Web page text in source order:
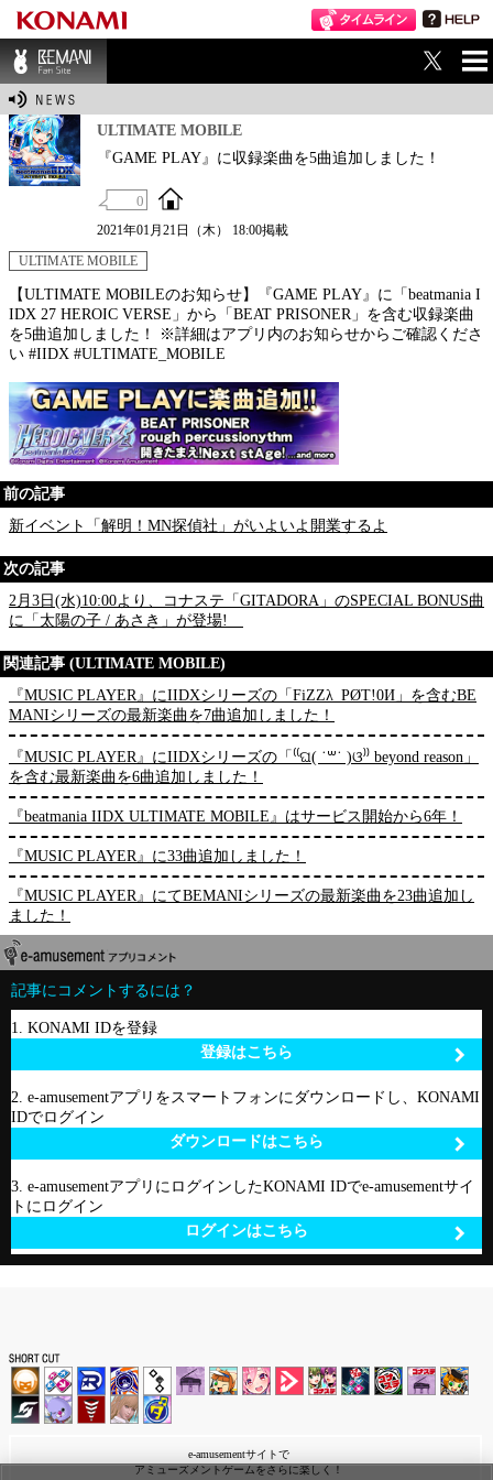
BEMANI Fan Sit
ULTIMATE MOBILE
『GAME PLAY』に収録楽曲を5曲追加しました！
0
2021年01月21日（木） 18:00掲載
ULTIMATE MOBILE
【ULTIMATE MOBILEのお知らせ】『GAME PLAY』に「beatmania I
IDX 27 HEROIC VERSE」から「BEAT PRISONER」を含む収録楽曲
を5曲追加しました！ ※詳細はアプリ内のお知らせからご確認くださ
い #IIDX #ULTIMATE_MOBILE
前の記事
新イベント「解明！MN探偵社」がいよいよ開業するよ
次の記事
2月3日(水)10:00より、コナステ「GITADORA」のSPECIAL BONUS曲
に「太陽の子 / あさき」が登場!
関連記事 (ULTIMATE MOBILE)
『MUSIC PLAYER』にIIDXシリーズの「FiZZλ_PØT!0И」を含むBE
MANIシリーズの最新楽曲を7曲追加しました！
『MUSIC PLAYER』にIIDXシリーズの「⁽⁽ଘ( ˙꒳˙ )ଓ⁾⁾ beyond reason」
を含む最新楽曲を6曲追加しました！
『beatmania IIDX ULTIMATE MOBILE』はサービス開始から6年！
『MUSIC PLAYER』に33曲追加しました！
『MUSIC PLAYER』にてBEMANIシリーズの最新楽曲を23曲追加し
ました！
記事にコメントするには？
1. KONAMI IDを登録
登録はこちら
2. e-amusementアプリをスマートフォンにダウンロードし、KONAMI
IDでログイン
ダウンロードはこちら
3. e-amusementアプリにログインしたKONAMI IDでe-amusementサイ
トにログイン
ログインはこちら
e-amusementサイトで
アミューズメントゲームをさらに楽しく！